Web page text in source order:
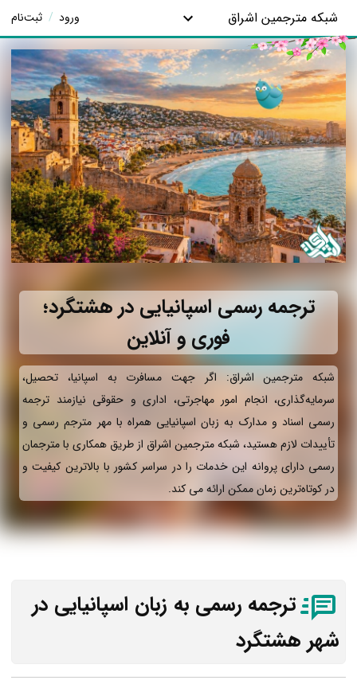
شبکه مترجمین اشراق ورود / ثبت‌نام
ترجمه رسمی اسپانیایی در هشتگرد؛
فوری و آنلاین
شبکه مترجمین اشراق: اگر جهت مسافرت به اسپانیا، تحصیل،
سرمایه‌گذاری، انجام امور مهاجرتی، اداری و حقوقی نیازمند ترجمه
رسمی اسناد و مدارک به زبان اسپانیایی همراه با مهر مترجم رسمی و
تأییدات لازم هستید، شبکه مترجمین اشراق از طریق همکاری با مترجمان
رسمی دارای پروانه این خدمات را در سراسر کشور با بالاترین کیفیت و
در کوتاه‌ترین زمان ممکن ارائه می‌ کند.
ترجمه رسمی به زبان اسپانیایی در
شهر هشتگرد